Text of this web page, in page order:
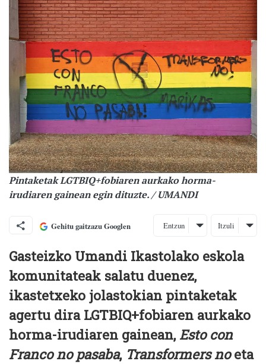
Pintaketak LGTBIQ+fobiaren aurkako horma-
irudiaren gainean egin dituzte. / UMANDI
Gehitu gaitzazu Googlen Entzun Itzuli
Gasteizko Umandi Ikastolako eskola
komunitateak salatu duenez,
ikastetxeko jolastokian pintaketak
agertu dira LGTBIQ+fobiaren aurkako
horma-irudiaren gainean, Esto con
Franco no pasaba, Transformers noeta